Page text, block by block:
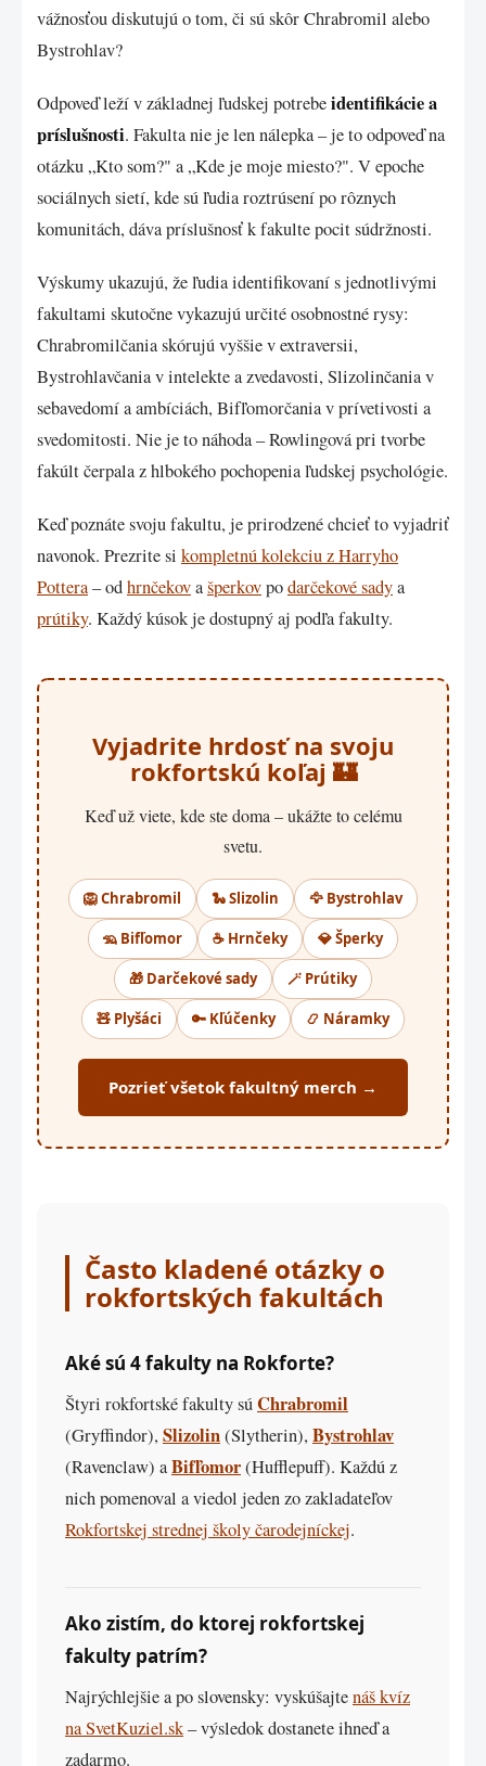
vážnosťou diskutujú o tom, či sú skôr Chrabromil alebo
Bystrohlav?
Odpoveď leží v základnej ľudskej potrebeidentifikácie a
príslušnosti. Fakulta nie je len nálepka – je to odpoveď na
otázku „Kto som?" a „Kde je moje miesto?". V epoche
sociálnych sietí, kde sú ľudia roztrúsení po rôznych
komunitách, dáva príslušnosť k fakulte pocit súdržnosti.
Výskumy ukazujú, že ľudia identifikovaní s jednotlivými
fakultami skutočne vykazujú určité osobnostné rysy:
Chrabromilčania skórujú vyššie v extraversii,
Bystrohlavčania v intelekte a zvedavosti, Slizolinčania v
sebavedomí a ambíciách, Bifľomorčania v prívetivosti a
svedomitosti. Nie je to náhoda – Rowlingová pri tvorbe
fakúlt čerpala z hlbokého pochopenia ľudskej psychológie.
Keď poznáte svoju fakultu, je prirodzené chcieť to vyjadriť
navonok. Prezrite si kompletnú kolekciu z Harryho
Pottera– odhrnčekovašperkovpodarčekové sadya
prútiky. Každý kúsok je dostupný aj podľa fakulty.
Vyjadrite hrdosť na svoju
rokfortskú koľaj 🏰
Keď už viete, kde ste doma – ukážte to celému
svetu.
🦁 Chrabromil 🐍 Slizolin 🦅 Bystrohlav
🦡 Bifľomor ☕ Hrnčeky 💎 Šperky
🎁 Darčekové sady 🪄 Prútiky
🧸 Plyšáci 🔑 Kľúčenky 📿 Náramky
Pozrieť všetok fakultný merch →
Často kladené otázky o
rokfortských fakultách
Aké sú 4 fakulty na Rokforte?
Štyri rokfortské fakulty súChrabromil
(Gryffindor), Slizolin(Slytherin), Bystrohlav
(Ravenclaw) aBifľomor(Hufflepuff). Každú z
nich pomenoval a viedol jeden zo zakladateľov
Rokfortskej strednej školy čarodejníckej.
Ako zistím, do ktorej rokfortskej
fakulty patrím?
Najrýchlejšie a po slovensky: vyskúšajtenáš kvíz
na SvetKuziel.sk– výsledok dostanete ihneď a
zadarmo.